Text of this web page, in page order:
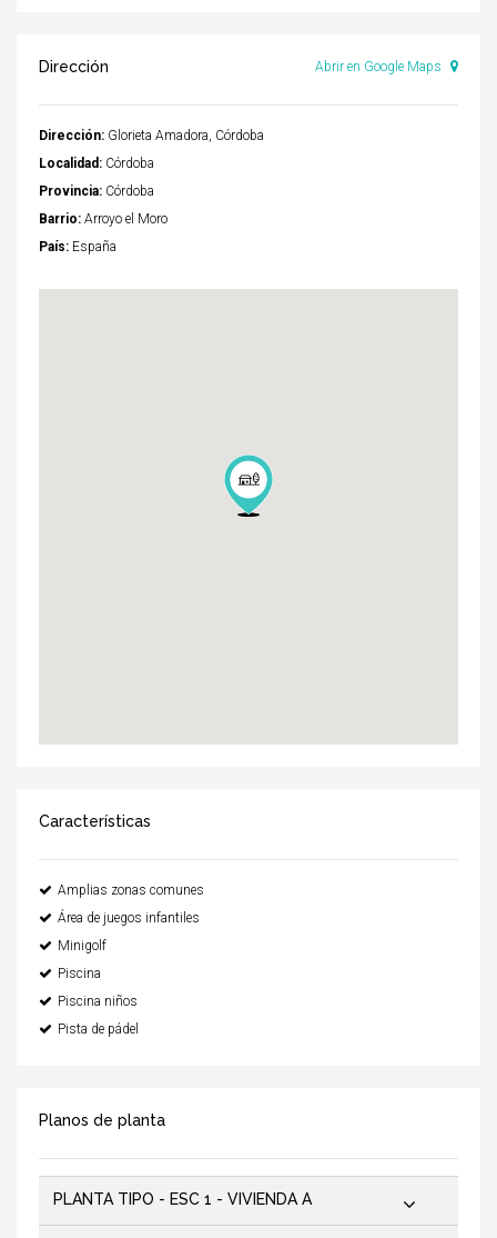
Dirección Abrir en Google Maps
Dirección: Glorieta Amadora, Córdoba
Localidad: Córdoba
Provincia: Córdoba
Barrio: Arroyo el Moro
País: España
Características
Amplias zonas comunes
Área de juegos infantiles
Minigolf
Piscina
Piscina niños
Pista de pádel
Planos de planta
PLANTA TIPO - ESC 1 - VIVIENDA A